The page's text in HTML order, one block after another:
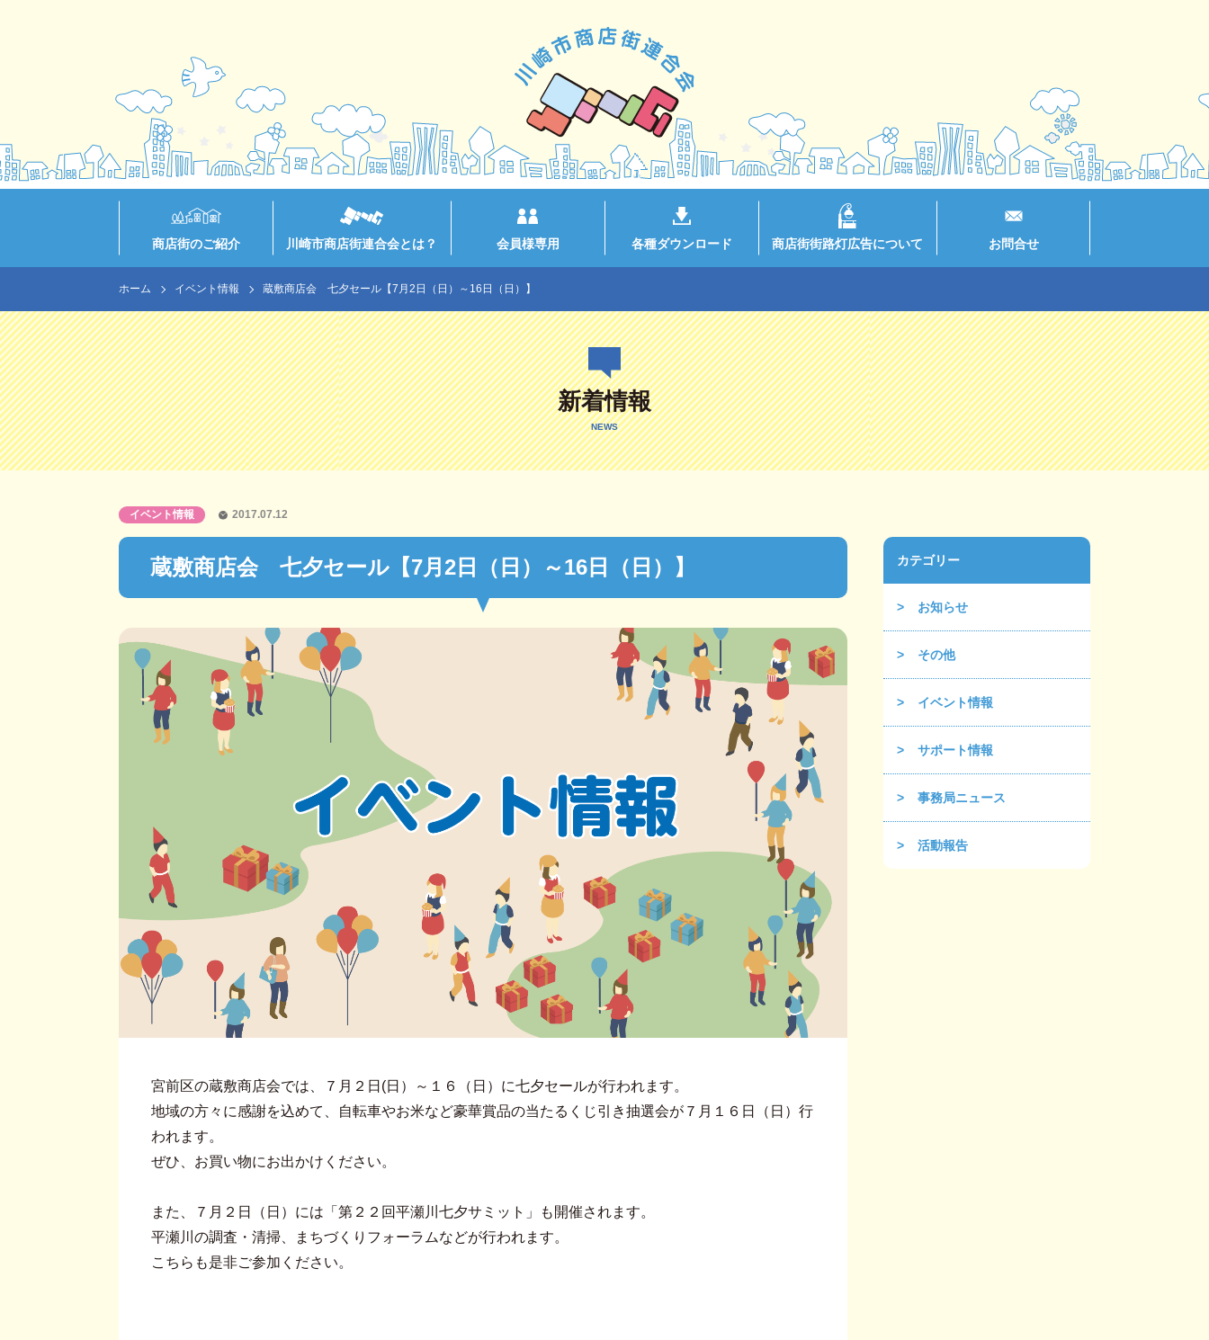
商店街のご紹介 川崎市商店街連合会とは？ 会員様専用 各種ダウンロード 商店街街路灯広告について お問合せ
ホーム イベント情報 蔵敷商店会 七夕セール【7月2日（日）～16日（日）】
新着情報
NEWS
蔵敷商店会 七夕セール【7月2日（日）～16日（日）】
イベント情報 2017.07.12
宮前区の蔵敷商店会では、７月２日(日）～１６（日）に七夕セールが行われます。
地域の方々に感謝を込めて、自転車やお米など豪華賞品の当たるくじ引き抽選会が７月１６日（日）行
われます。
ぜひ、お買い物にお出かけください。
また、７月２日（日）には「第２２回平瀬川七夕サミット」も開催されます。
平瀬川の調査・清掃、まちづくりフォーラムなどが行われます。
こちらも是非ご参加ください。
カテゴリー
お知らせ
その他
イベント情報
サポート情報
事務局ニュース
活動報告